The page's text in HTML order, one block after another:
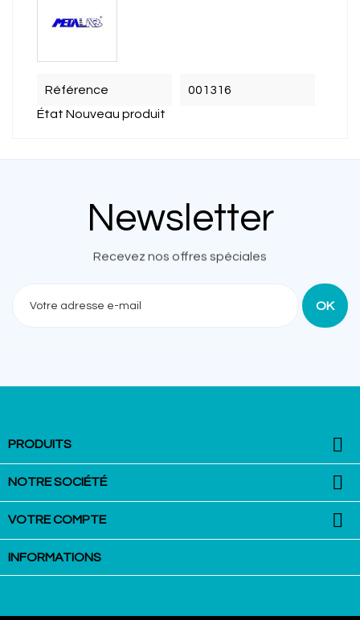
Référence
001316
État Nouveau produit
Newsletter
Recevez nos offres spéciales
PRODUITS 
NOTRE SOCIÉTÉ 
VOTRE COMPTE 
INFORMATIONS